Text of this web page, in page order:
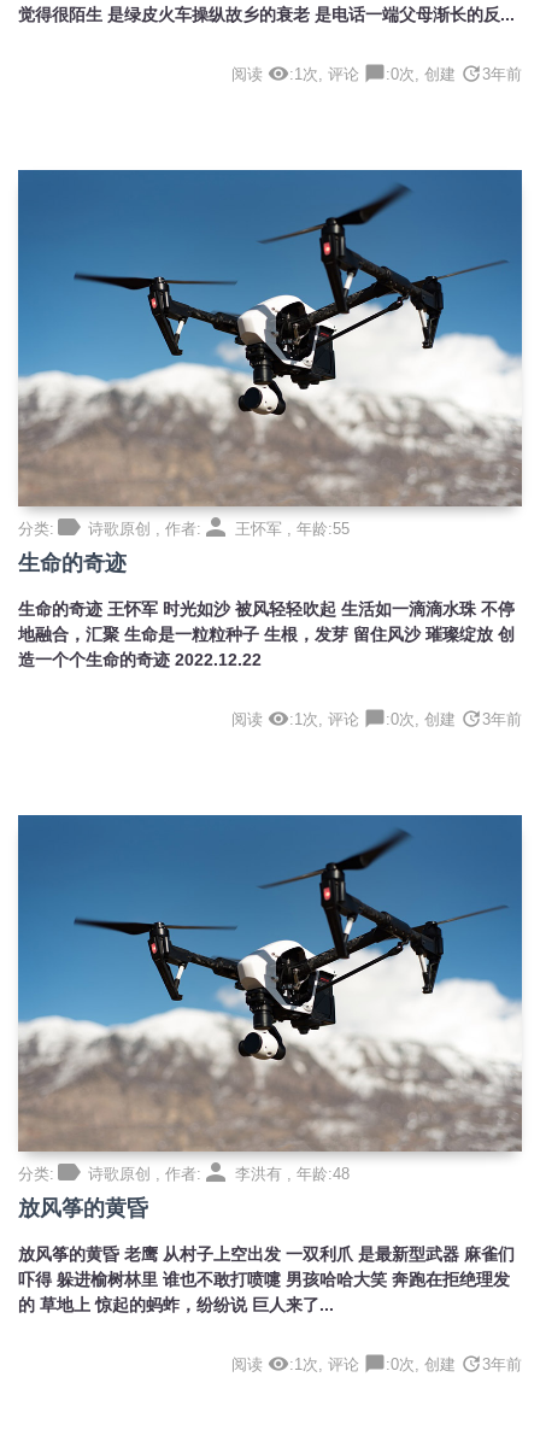
觉得很陌生 是绿皮火车操纵故乡的衰老 是电话一端父母渐长的反...
阅读 visibility:1次, 评论 :0次, 创建 update 3年前
分类: label 诗歌原创 , 作者: person 王怀军 , 年龄:55
生命的奇迹
生命的奇迹 王怀军 时光如沙 被风轻轻吹起 生活如一滴滴水珠 不停
地融合，汇聚 生命是一粒粒种子 生根，发芽 留住风沙 璀璨绽放 创
造一个个生命的奇迹 2022.12.22
阅读 visibility:1次, 评论 :0次, 创建 update 3年前
分类: label 诗歌原创 , 作者: person 李洪有 , 年龄:48
放风筝的黄昏
放风筝的黄昏 老鹰 从村子上空出发 一双利爪 是最新型武器 麻雀们
吓得 躲进榆树林里 谁也不敢打喷嚏 男孩哈哈大笑 奔跑在拒绝理发
的 草地上 惊起的蚂蚱，纷纷说 巨人来了...
阅读 visibility:1次, 评论 :0次, 创建 update 3年前